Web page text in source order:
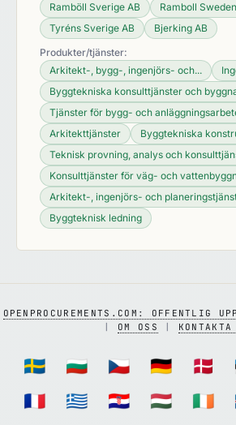
Ramböll Sverige AB
Ramboll
Tyréns Sverige AB
Bjerking AB
Produkter/tjänster:
Arkitekt-, bygg-, ingenjörs- och...
Byggtekniska konsulttjänster och
Tjänster för bygg- och
Arkitekttjänster
Byggtekniska
Teknisk provning, analys och
Konsulttjänster för väg- och
Arkitekt-, ingenjörs- och
Byggteknisk ledning
OPENPROCUREMENTS.COM: OFFENTLIG
OM OSS KONTAKTA
🇸🇪 🇧🇬 🇨🇿 🇩🇪 🇩🇰
🇫🇷
🇬🇷 🇭🇷 🇭🇺 🇮🇪